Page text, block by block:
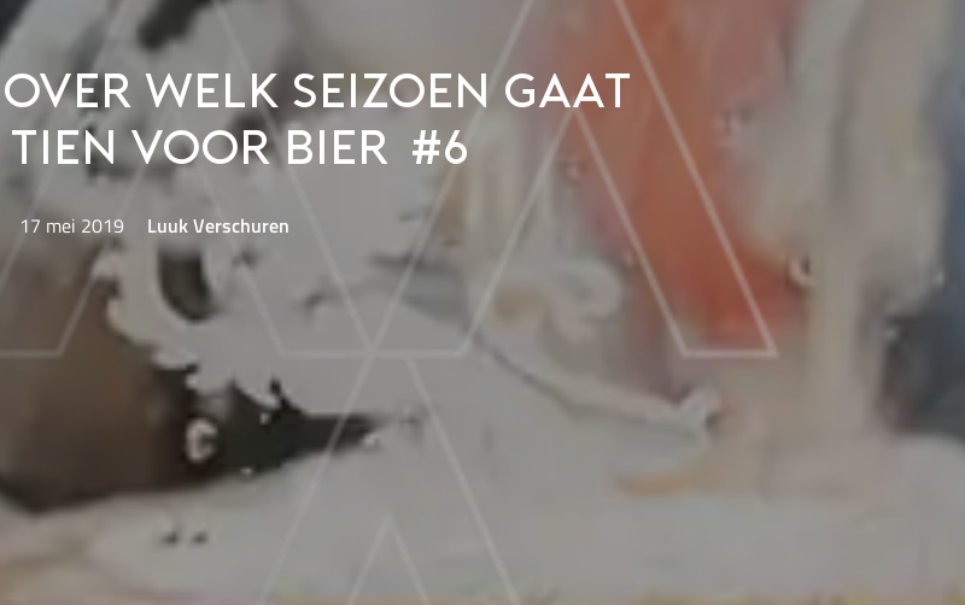
welk seizoen gaat
Tien voor bier #6
17 mei 2019 Luuk Verschuren